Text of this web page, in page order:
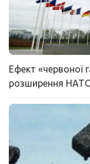
Ефект «червоної
розширення НАТО